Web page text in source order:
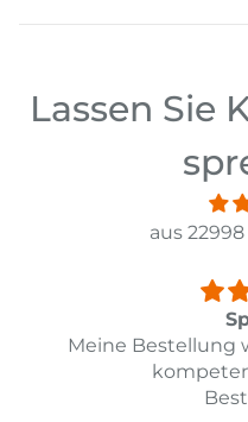
Lassen Sie
aus
Top